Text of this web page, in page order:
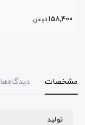
158,400 تومان
مشخصات دیدگاه‌ها
تولید